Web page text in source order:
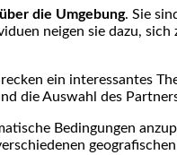
‌die Umgebung. Sie
neigen sie dazu,
ein⁣ interessantes
die Auswahl des
Bedingungen